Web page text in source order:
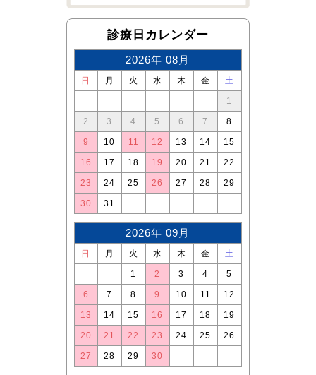
診療日カレンダー
2026年 08月
日 月 火 水 木 金 土
1
2 3 4 5 6 7 8
9 10 11 12 13 14 15
16 17 18 19 20 21 22
23 24 25 26 27 28 29
30 31
2026年 09月
日 月 火 水 木 金 土
1 2 3 4 5
6 7 8 9 10 11 12
13 14 15 16 17 18 19
20 21 22 23 24 25 26
27 28 29 30